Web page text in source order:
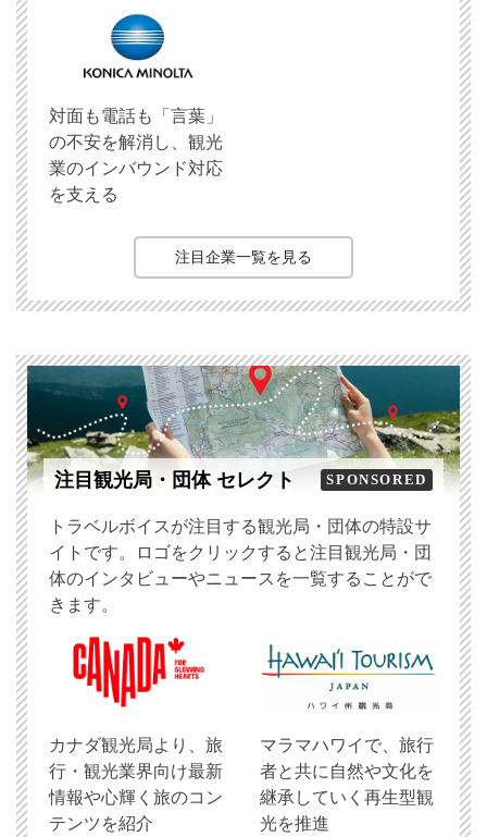
対面も電話も「言葉」
の不安を解消し、観光
業のインバウンド対応
を支える
注目企業一覧を見る
注目観光局・団体 セレクト SPONSORED
トラベルボイスが注目する観光局・団体の特設サ
イトです。ロゴをクリックすると注目観光局・団
体のインタビューやニュースを一覧することがで
きます。
​カナダ観光局より、旅
行・観光業界向け最新
情報や心輝く旅のコン
テンツを紹介
マラマハワイで、旅行
者と共に自然や文化を
継承していく再生型観
光を推進